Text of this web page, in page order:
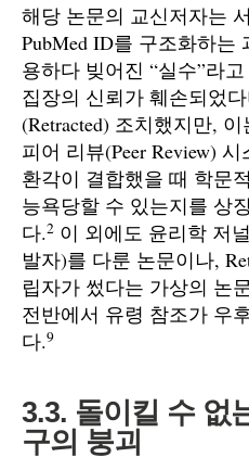
해당 논문의 교신저자는
PubMed ID를 구조화하
용하다 빚어진 “실수”라
집장의 신뢰가 훼손되었
(Retracted) 조치했지만,
피어 리뷰(Peer Review)
환각이 결합했을 때 학문
능욕당할 수 있는지를 상
다.2 이 외에도 윤리학 저
발자)를 다룬 논문이나,
립자가 썼다는 가상의 논
전반에서 유령 참조가 우
다.9
3.3. 돌이킬 수 없
구의 붕괴